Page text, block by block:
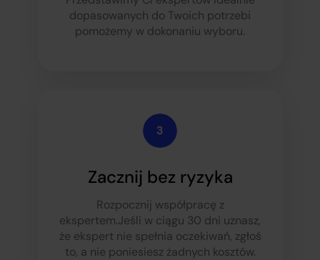
dopasowanych do Twoich potrzebi
pomożemy w dokonaniu wyboru.
Zacznij bez ryzyka
Rozpocznij współpracę z
ekspertem.Jeśli w ciągu 30 dni uznasz,
że ekspert nie spełnia oczekiwań, zgłoś
to, a nie poniesiesz żadnych kosztów.